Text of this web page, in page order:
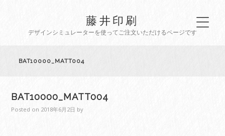
藤井印刷
デザインシミュレーターを使ってご注文いただけるページです
BAT10000_MATT004
BAT10000_MATT004
Posted on 2018年6月2日 by